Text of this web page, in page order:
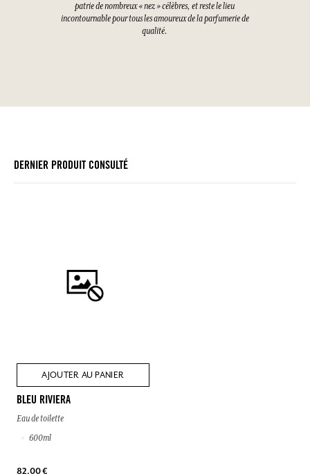
patrie de nombreux « nez » célèbres, et reste le lieu
incontournable pour tous les amoureux de la parfumerie de
qualité.
DERNIER PRODUIT CONSULTÉ
AJOUTER AU PANIER
BLEU RIVIERA
Eau de toilette
600ml
82,00 €